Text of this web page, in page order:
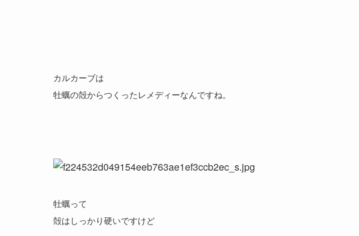
カルカーブは
牡蠣の殻からつくったレメディーなんですね。
牡蠣って
殻はしっかり硬いですけど